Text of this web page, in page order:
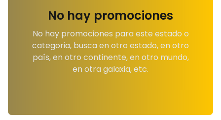
No hay promociones
No hay promociones para este estado o
categoria, busca en otro estado, en otro
país, en otro continente, en otro mundo,
en otra galaxia, etc.